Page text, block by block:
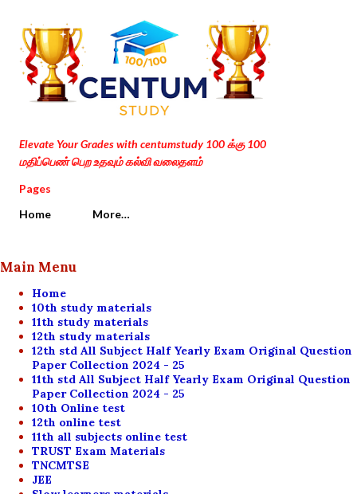
Skip to main content
Elevate Your Grades with centumstudy 100 க்கு 100
மதிப்பெண் பெற உதவும் கல்வி வலைதளம்
Pages
Home
More…
Main Menu
Home
10th study materials
11th study materials
12th study materials
12th std All Subject Half Yearly Exam Original Question
Paper Collection 2024 - 25
11th std All Subject Half Yearly Exam Original Question
Paper Collection 2024 - 25
10th Online test
12th online test
11th all subjects online test
TRUST Exam Materials
TNCMTSE
JEE